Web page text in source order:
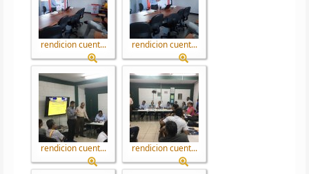
rendicion cuent... rendicion cuent...
rendicion cuent... rendicion cuent...